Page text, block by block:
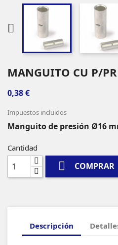

MANGUITO CU P/
0,38 €
Impuestos incluidos
Manguito de presión Ø16
Cantidad
 COMPRAR
Descripción